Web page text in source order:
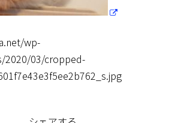
wp-
2020/03/cropped-